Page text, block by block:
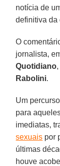
notícia de
definitiva da
O
jornalista,
Quotidiano
Rabolini.
Um
para
imediatas,
sexuais por
últimas
houve